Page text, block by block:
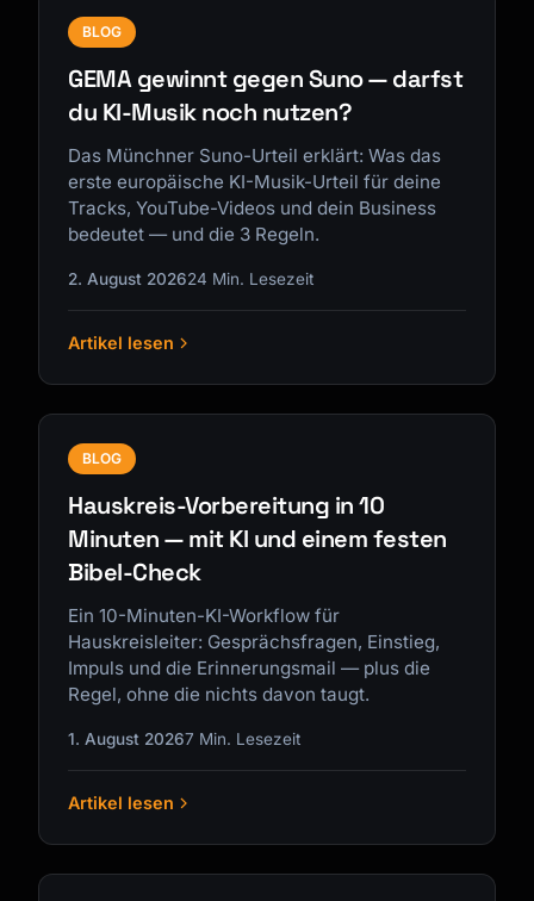
BLOG
GEMA gewinnt gegen Suno — darfst
du KI-Musik noch nutzen?
Das Münchner Suno-Urteil erklärt: Was das
erste europäische KI-Musik-Urteil für deine
Tracks, YouTube-Videos und dein Business
bedeutet — und die 3 Regeln.
2. August 202624 Min. Lesezeit
Artikel lesen
BLOG
Hauskreis-Vorbereitung in 10
Minuten — mit KI und einem festen
Bibel-Check
Ein 10-Minuten-KI-Workflow für
Hauskreisleiter: Gesprächsfragen, Einstieg,
Impuls und die Erinnerungsmail — plus die
Regel, ohne die nichts davon taugt.
1. August 20267 Min. Lesezeit
Artikel lesen